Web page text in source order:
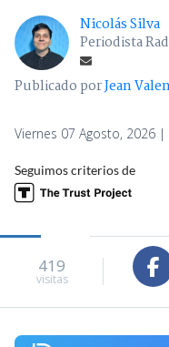
Nicolás Silva
Periodista
Publicado porJean
Viernes 07 Agosto, 2026 |
Seguimos criterios de
419
visitas